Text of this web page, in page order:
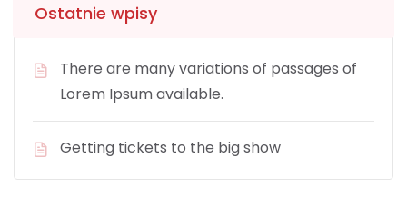
Ostatnie wpisy
There are many variations of passages of
Lorem Ipsum available.
Getting tickets to the big show